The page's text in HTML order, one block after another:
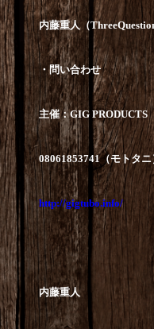
内藤重人（
・問い合わせ
主催：GIG PRODUCTS
08061853741（モトタニ
http://gigtubo.info/
内藤重人